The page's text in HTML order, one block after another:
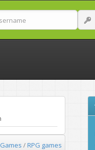
Games /RPG games